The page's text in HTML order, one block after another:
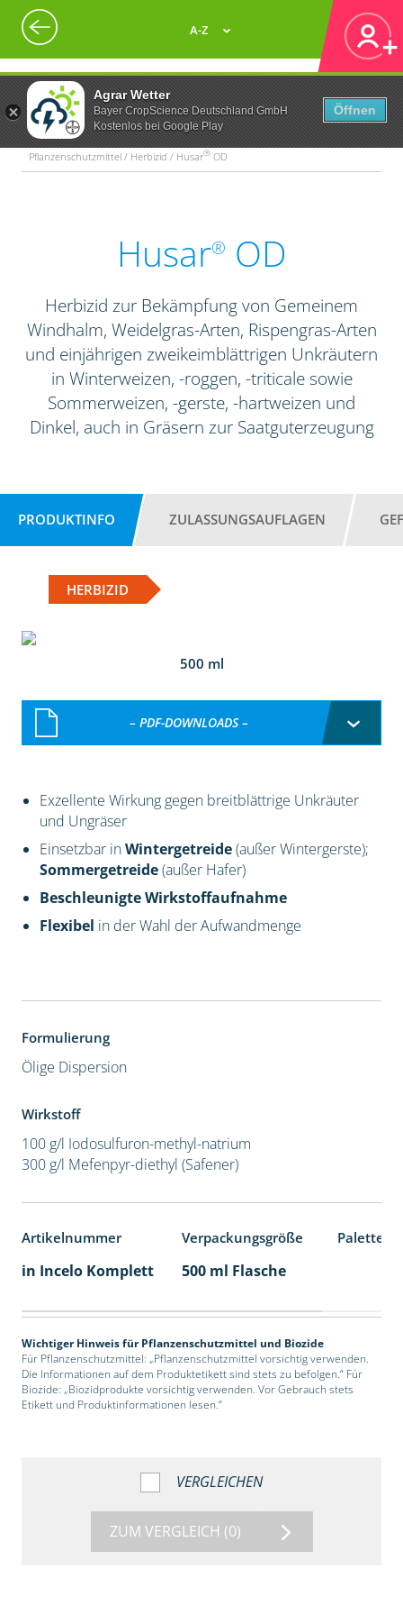
Agrar Wetter
Bayer CropScience Deutschland GmbH
Kostenlos bei Google Play
Öffnen
A-Z
Pflanzenschutzmittel / Herbizid / Husar® OD
Husar® OD
Herbizid zur Bekämpfung von Gemeinem
Windhalm, Weidelgras-Arten, Rispengras-Arten
und einjährigen zweikeimblättrigen Unkräutern
in Winterweizen, -roggen, -triticale sowie
Sommerweizen, -gerste, -hartweizen und
Dinkel, auch in Gräsern zur Saatguterzeugung
PRODUKTINFO ZULASSUNGSAUFLAGEN
HERBIZID
500 ml
– PDF-DOWNLOADS –
Exzellente Wirkung gegen breitblättrige Unkräuter
und Ungräser
Einsetzbar inWintergetreide(außer Wintergerste);
Sommergetreide(außer Hafer)
Beschleunigte Wirkstoffaufnahme
Flexibel in der Wahl der Aufwandmenge
Formulierung
Ölige Dispersion
Wirkstoff
100 g/l Iodosulfuron-methyl-natrium
300 g/l Mefenpyr-diethyl (Safener)
Artikelnummer Verpackungsgröße
in Incelo Komplett 500 ml Flasche
Wichtiger Hinweis für Pflanzenschutzmittel und Biozide
Für Pflanzenschutzmittel: „Pflanzenschutzmittel vorsichtig verwenden.
Die Informationen auf dem Produktetikett sind stets zu befolgen.“ Für
Biozide: „Biozidprodukte vorsichtig verwenden. Vor Gebrauch stets
Etikett und Produktinformationen lesen.“
VERGLEICHEN
ZUM VERGLEICH (0)